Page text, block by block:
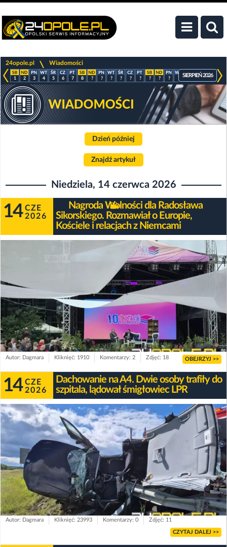
24opole.pl Wiadomości
1 2 3 4 5 6 7 8 ? ? ? ? ? ? ? ? ? ? ? ? ?
SIERPIEŃ 2026
Dzień później
Znajdź artykuł
Niedziela, 14 czerwca 2026
14 CZE
2026
Nagroda Wolności dla Radosława
Sikorskiego. Rozmawiał o Europie,
Kościele i relacjach z Niemcami
Autor: Dagmara Kliknięć: 1910 Komentarzy: 2 Zdjęć: 18 OBEJRZYJ >>
14 CZE
2026
Dachowanie na A4. Dwie osoby trafiły do
szpitala, lądował śmigłowiec LPR
Autor: Dagmara Kliknięć: 23993 Komentarzy: 0 Zdjęć: 11
CZYTAJ DALEJ >>